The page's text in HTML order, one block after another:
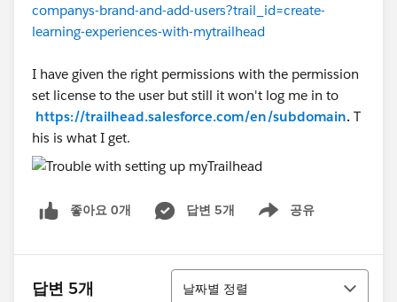
companys-brand-and-add-users?trail_id=create-
learning-experiences-with-mytrailhead
I have given the right permissions with the permission
set license to the user but still it won't log me in to
https://trailhead.salesforce.com/en/subdomain. T
his is what I get.
좋아요 0개 답변 5개 공유
Show menu
답변 5개
정렬
날짜별 정렬